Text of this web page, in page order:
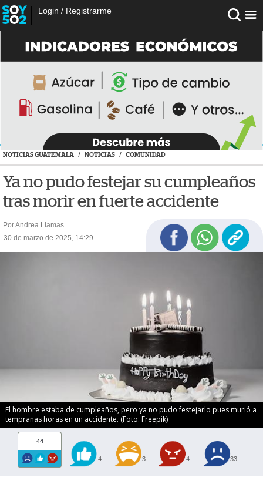
Login / Registrarme
NOTICIAS GUATEMALA / NOTICIAS / COMUNIDAD
Ya no pudo festejar su cumpleaños
tras morir en fuerte accidente
Por Andrea Llamas
30 de marzo de 2025, 14:29
El hombre estaba de cumpleaños, pero ya no pudo festejarlo pues murió a
tempranas horas en un accidente. (Foto: Freepik)
44
4 3 4 33